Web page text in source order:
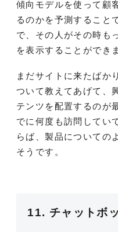
傾向モデルを使って顧
るのかを予測すること
で、その人がその時も
を表示することができ
まだサイトに来たばか
ついて教えてあげて、
テンツを配置するのが
でに何度も訪問してい
らば、製品についての
そうです。
11. チャットボ